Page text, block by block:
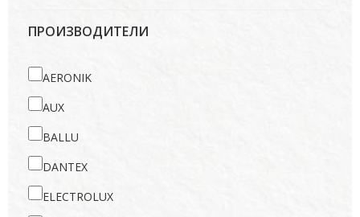
ПРОИЗВОДИТЕЛИ
AERONIK
AUX
BALLU
DANTEX
ELECTROLUX